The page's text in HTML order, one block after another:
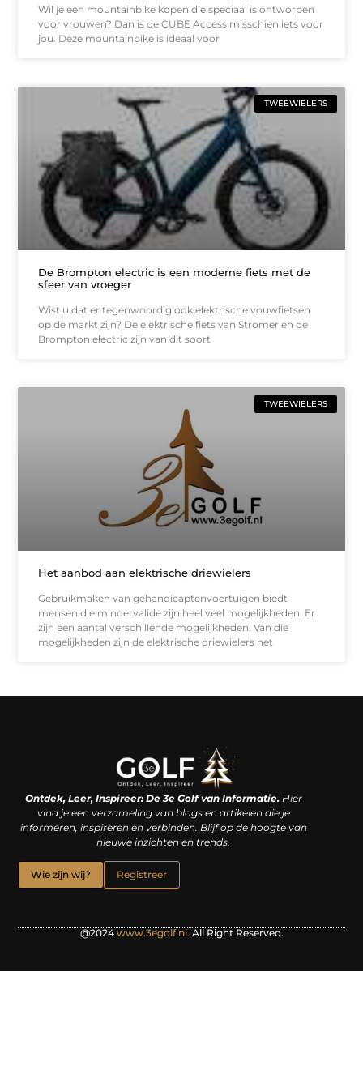
Wil je een mountainbike kopen die speciaal is ontworpen
voor vrouwen? Dan is de CUBE Access misschien iets voor
jou. Deze mountainbike is ideaal voor
TWEEWIELERS
De Brompton electric is een moderne fiets met de
sfeer van vroeger
Wist u dat er tegenwoordig ook elektrische vouwfietsen
op de markt zijn? De elektrische fiets van Stromer en de
Brompton electric zijn van dit soort
TWEEWIELERS
Het aanbod aan elektrische driewielers
Gebruikmaken van gehandicaptenvoertuigen biedt
mensen die mindervalide zijn heel veel mogelijkheden. Er
zijn een aantal verschillende mogelijkheden. Van die
mogelijkheden zijn de elektrische driewielers het
Ontdek, Leer, Inspireer: De 3e Golf van Informatie.Hier
vind je een verzameling van blogs en artikelen die je
informeren, inspireren en verbinden. Blijf op de hoogte van
nieuwe inzichten en trends.
Wie zijn wij? Registreer
@2024 www.3egolf.nl. All Right Reserved.